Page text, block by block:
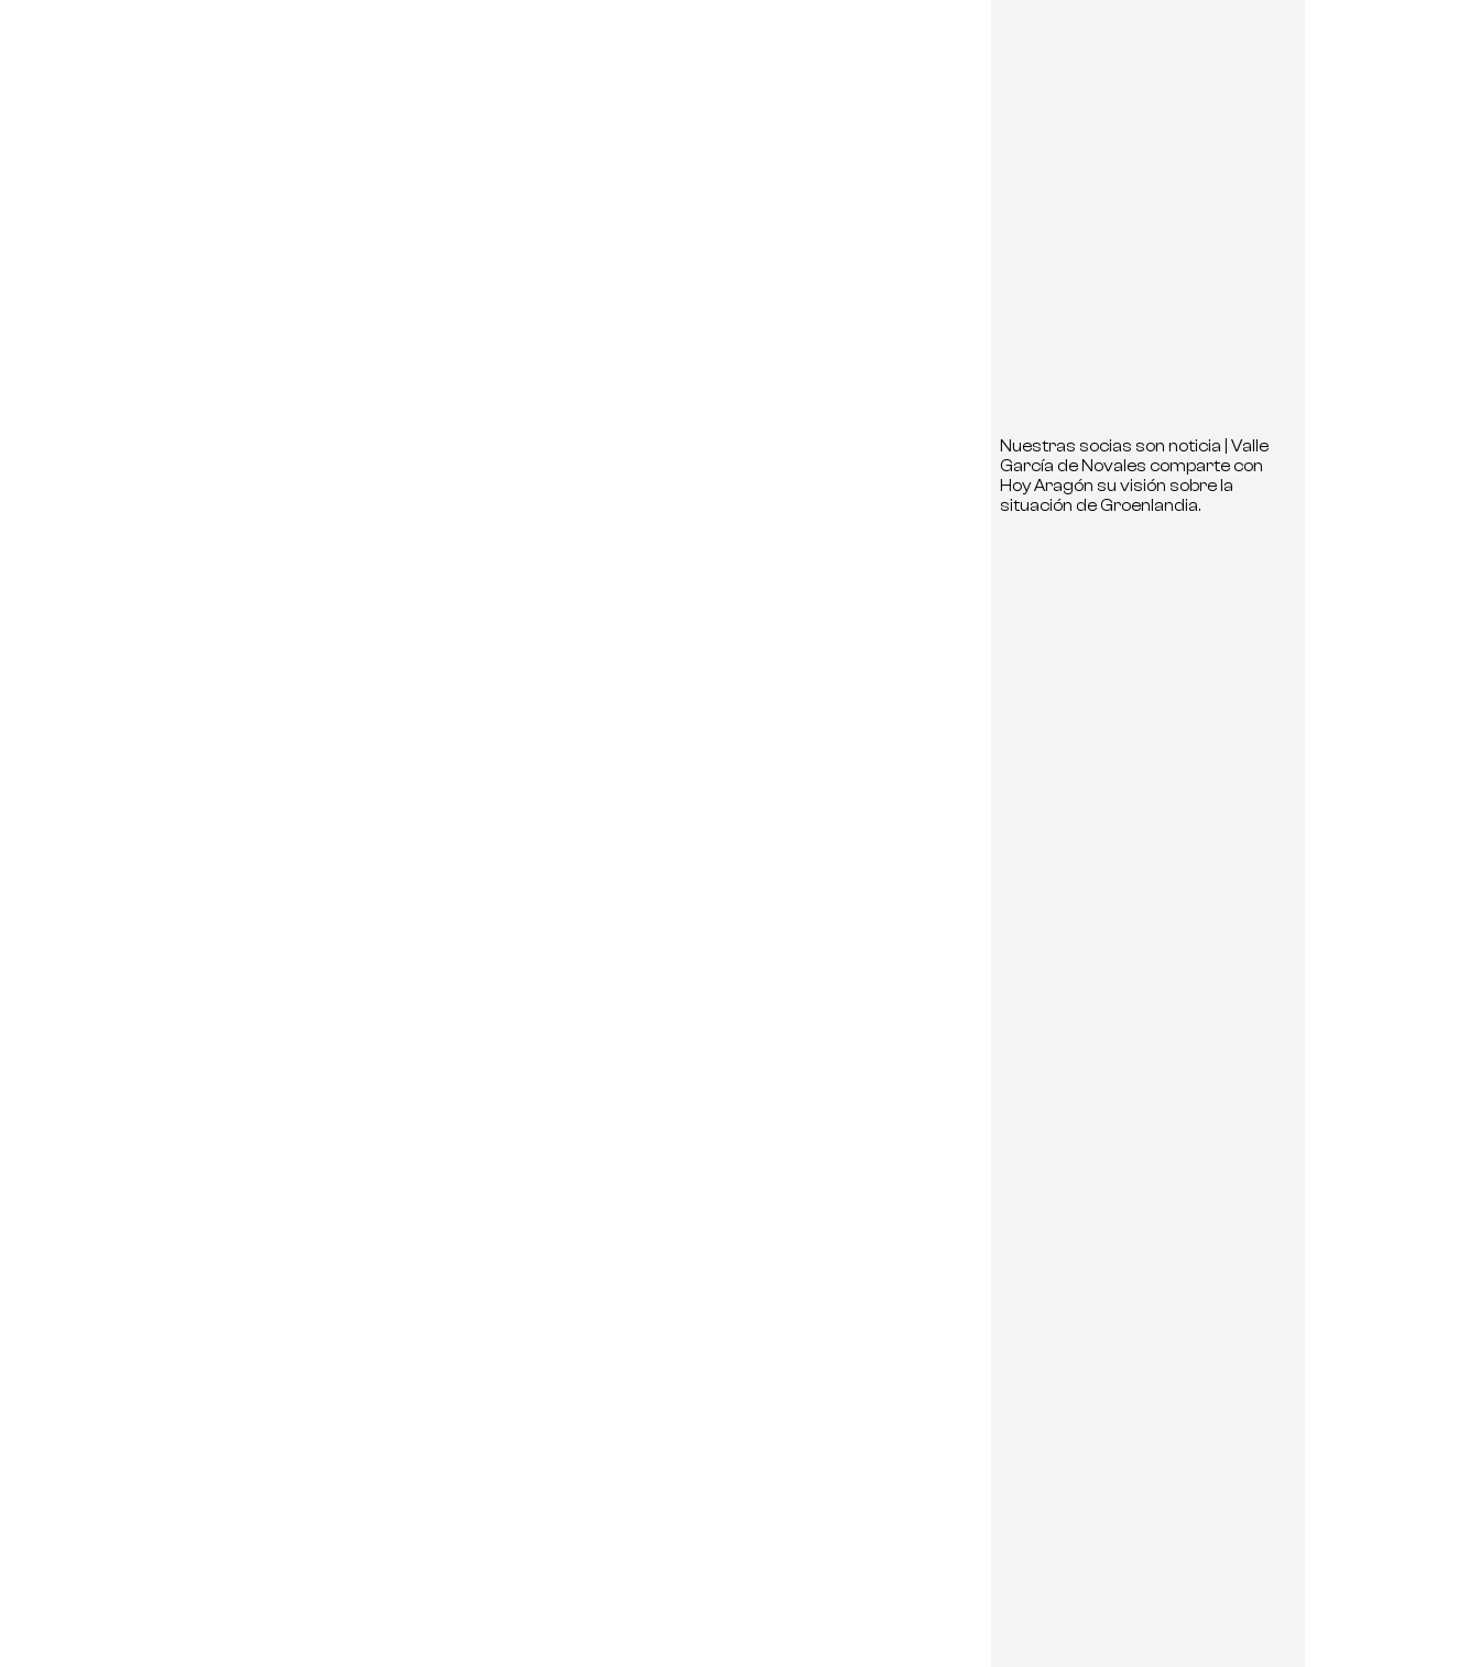
Nuestras socias son noticia | Valle
García de Novales comparte con
Hoy Aragón su visión sobre la
situación de Groenlandia.